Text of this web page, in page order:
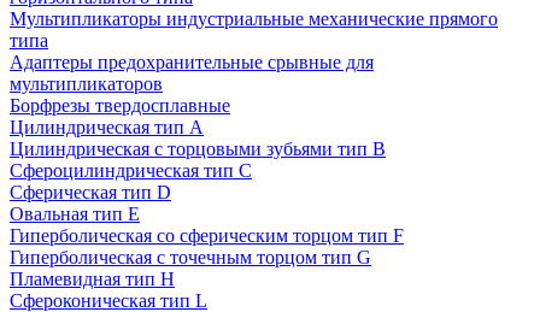
Мультипликаторы индустриальные механические прямого
типа
Адаптеры предохранительные срывные для
мультипликаторов
Борфрезы твердосплавные
Цилиндрическая тип A
Цилиндрическая с торцовыми зубьями тип B
Сфероцилиндрическая тип C
Сферическая тип D
Овальная тип E
Гиперболическая со сферическим торцом тип F
Гиперболическая с точечным торцом тип G
Пламевидная тип H
Сфероконическая тип L